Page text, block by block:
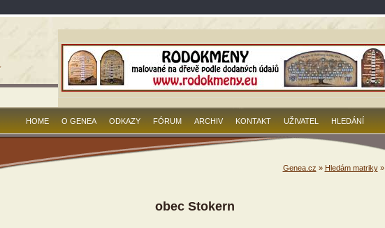
HOME O GENEA ODKAZY FÓRUM ARCHIV KONTAKT UŽIVATEL HLEDÁNÍ
Genea.cz » Hledám matriky»
obec Stokern